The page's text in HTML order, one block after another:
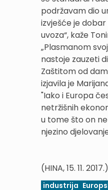
podržavam dio
izvješće je
uvoza“, kaže
„Plasmanom
nastoje zauzeti
Zaštitom od
izjavila je
"Iako i Europa
netržišnih
u tome što on
njezino
(HINA, 15. 11. 2017.)
industrija